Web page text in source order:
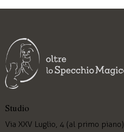
Studio
Via XXV Luglio, 4 (al primo piano)